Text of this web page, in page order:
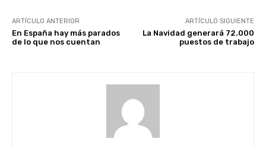
ARTÍCULO ANTERIOR
En España hay más parados
de lo que nos cuentan
ARTÍCULO SIGUIENTE
La Navidad generará 72.000
puestos de trabajo